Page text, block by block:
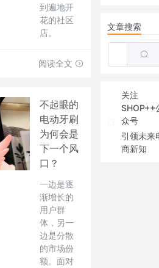
到遍地开
花的社区
店。
阅读全文
不起眼的
电动牙刷
为何会是
下一个风
口？
一边是逐
渐增长的
用户群
体，另一
边是分散
的市场份
额。面对
文章搜索
关注
SHOP++
众号
引领未来
商新知